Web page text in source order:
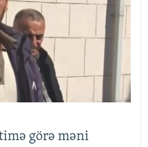
görə məni